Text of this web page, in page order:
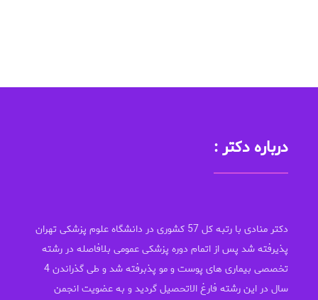
درباره دکتر :
دکتر منادی با رتبه کل 57 کشوری در دانشگاه علوم پزشکی تهران
پذیرفته شد پس از اتمام دوره پزشکی عمومی بلافاصله در رشته
تخصصی بیماری های پوست و مو پذبرفته شد و طی گذراندن 4
سال در این رشته فارغ الاتحصیل گردید و به عضویت انجمن